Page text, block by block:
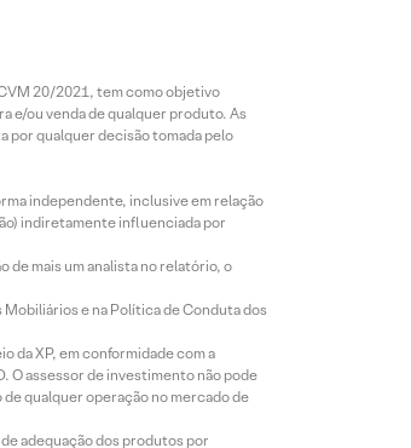
20/2021, tem como objetivo
e/ou venda de qualquer produto. As
por qualquer decisão tomada pelo
independente, inclusive em relação
indiretamente influenciada por
de mais um analista no relatório, o
e na Política de Conduta dos
da XP, em conformidade com a
O assessor de investimento não pode
qualquer operação no mercado de
adequação dos produtos por